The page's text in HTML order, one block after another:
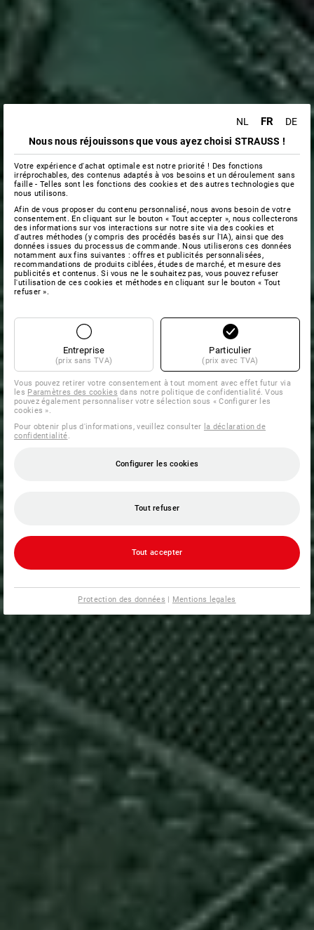
NL FR
DE
Nous nous réjouissons que vous ayez choisi STRAUSS !
Votre expérience d'achat optimale est notre priorité ! Des fonctions
irréprochables, des contenus adaptés à vos besoins et un déroulement sans
faille - Telles sont les fonctions des cookies et des autres technologies que
nous utilisons.
Afin de vous proposer du contenu personnalisé, nous avons besoin de votre
consentement. En cliquant sur le bouton « Tout accepter », nous collecterons
des informations sur vos interactions sur notre site via des cookies et
d'autres méthodes (y compris des procédés basés sur l'IA), ainsi que des
données issues du processus de commande. Nous utiliserons ces données
notamment aux fins suivantes : offres et publicités personnalisées,
recommandations de produits ciblées, études de marché, et mesure des
publicités et contenus. Si vous ne le souhaitez pas, vous pouvez refuser
l'utilisation de ces cookies et méthodes en cliquant sur le bouton « Tout
refuser ».
Entreprise
(prix sans TVA)
Particulier
(prix avec TVA)
Vous pouvez retirer votre consentement à tout moment avec effet futur via
les Paramètres des cookies dans notre politique de confidentialité. Vous
pouvez également personnaliser votre sélection sous « Configurer les
cookies ».
Pour obtenir plus d'informations, veuillez consulter la déclaration de
confidentialité
Configurer les cookies
Tout refuser
Tout accepter
Protection des données | Mentions legales